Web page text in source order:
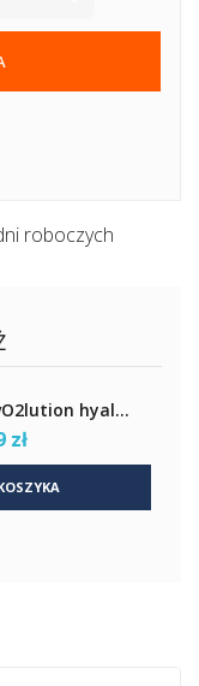
roboczych
hyal...
zł